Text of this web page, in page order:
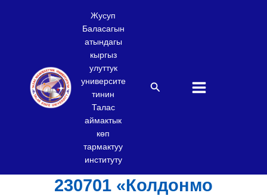
Жусуп
Баласагын
атындагы
кыргыз
улуттук
университе
тинин
Талас
аймактык
көп
тармактуу
институту
Search
230701 «Колдонмо